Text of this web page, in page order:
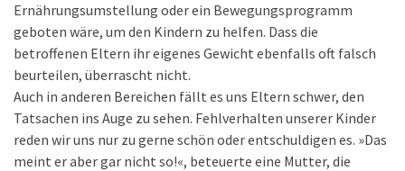
Ernährungsumstellung oder ein Bewegungsprogramm
geboten wäre, um den Kindern zu helfen. Dass die
betroffenen Eltern ihr eigenes Gewicht ebenfalls oft falsch
beurteilen, überrascht nicht.
Auch in anderen Bereichen fällt es uns Eltern schwer, den
Tatsachen ins Auge zu sehen. Fehlverhalten unserer Kinder
reden wir uns nur zu gerne schön oder entschuldigen es. »Das
meint er aber gar nicht so!«, beteuerte eine Mutter, die